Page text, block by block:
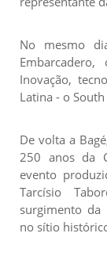
No mesmo
Inovação,
Latina - o
De volta a
250 anos da
evento
Tarcísio
surgimento da
no sítio